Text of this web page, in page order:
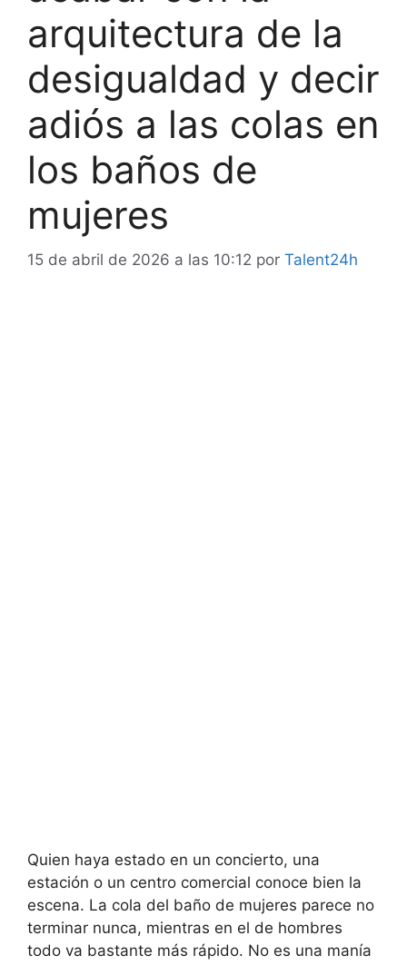
arquitectura de la
desigualdad y decir
adiós a las colas en
los baños de
mujeres
15 de abril de 2026 a las 10:12 por Talent24h
Quien haya estado en un concierto, una
estación o un centro comercial conoce bien la
escena. La cola del baño de mujeres parece no
terminar nunca, mientras en el de hombres
todo va bastante más rápido. No es una manía